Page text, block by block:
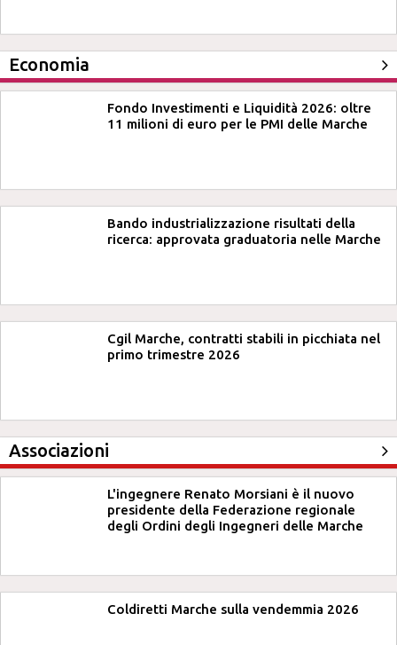
Economia
Fondo Investimenti e Liquidità 2026: oltre
11 milioni di euro per le PMI delle Marche
Bando industrializzazione risultati della
ricerca: approvata graduatoria nelle Marche
Cgil Marche, contratti stabili in picchiata nel
primo trimestre 2026
Associazioni
L'ingegnere Renato Morsiani è il nuovo
presidente della Federazione regionale
degli Ordini degli Ingegneri delle Marche
Coldiretti Marche sulla vendemmia 2026